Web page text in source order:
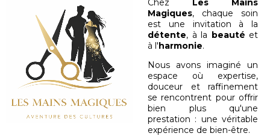
Chez Les Mains
Magiques, chaque soin
est une invitation à la
détente, à la beauté et
à l'harmonie.
Nous avons imaginé un
espace où expertise,
douceur et raffinement
se rencontrent pour offrir
bien plus qu'une
prestation : une véritable
expérience de bien-être.